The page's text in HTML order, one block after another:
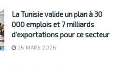
La Tunisie valide un plan à 30
000 emplois et 7 milliards
d’exportations pour ce secteur
25 MARS 2026